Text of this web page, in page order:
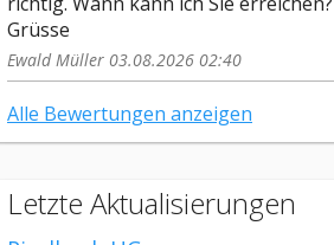
Grüsse
Ewald Müller 03.08.2026 02:40
Alle Bewertungen anzeigen
Letzte Aktualisierungen